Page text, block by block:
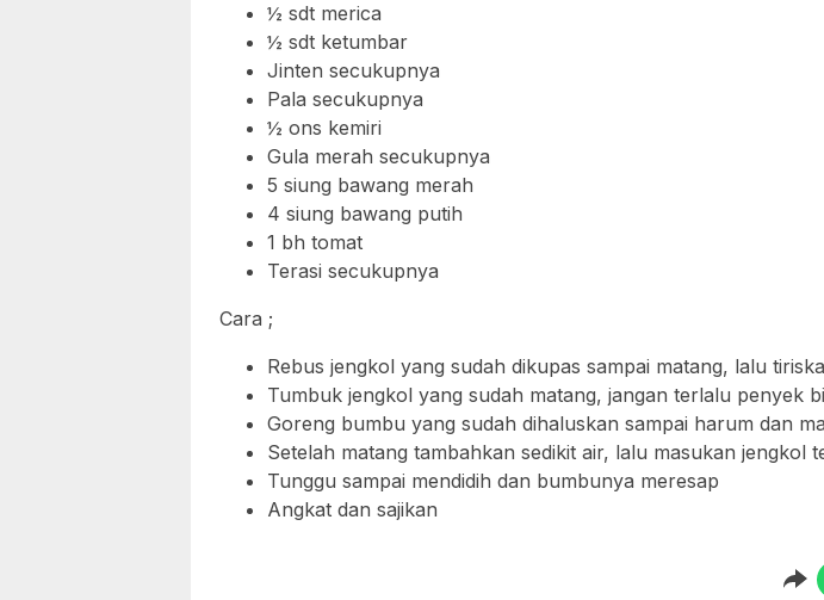
½ sdt merica
½ sdt ketumbar
Jinten secukupnya
Pala secukupnya
½ ons kemiri
Gula merah secukupnya
5 siung bawang merah
4 siung bawang putih
1 bh tomat
Terasi secukupnya
Cara ;
Rebus jengkol yang sudah dikupas sampai matang, lalu
Tumbuk jengkol yang sudah matang, jangan terlalu penyek
Goreng bumbu yang sudah dihaluskan sampai harum dan
Setelah matang tambahkan sedikit air, lalu masukan jengkol
Tunggu sampai mendidih dan bumbunya meresap
Angkat dan sajikan